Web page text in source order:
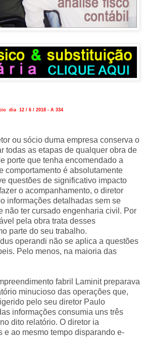
dia 12 / 6 / 2018 - A 334
ou sócio duma empresa conserva o
todas as etapas de qualquer obra de
porte que tenha encomendado a
comportamento é absolutamente
questões de significativo impacto
o acompanhamento, o diretor
informações detalhadas sem se
não ter cursado engenharia civil. Por
pela obra trata desses
parte do seu trabalho.
operandi não se aplica a questões
Pelo menos, na maioria das
fabril Laminit preparava
minucioso das operações que,
pelo seu diretor Paulo
informações consumia uns três
dito relatório. O diretor ia
e ao mesmo tempo disparando e-